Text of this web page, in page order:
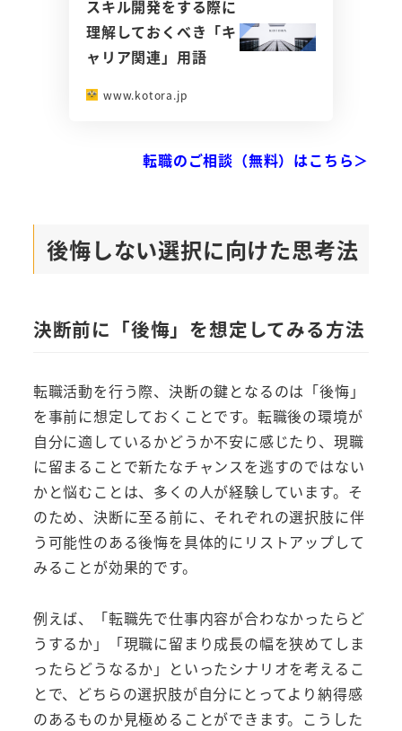
スキル開発をする際に
理解しておくべき「キ
ャリア関連」用語
www.kotora.jp
転職のご相談（無料）はこちら＞
後悔しない選択に向けた思考法
決断前に「後悔」を想定してみる方法
転職活動を行う際、決断の鍵となるのは「後悔」
を事前に想定しておくことです。転職後の環境が
自分に適しているかどうか不安に感じたり、現職
に留まることで新たなチャンスを逃すのではない
かと悩むことは、多くの人が経験しています。そ
のため、決断に至る前に、それぞれの選択肢に伴
う可能性のある後悔を具体的にリストアップして
みることが効果的です。
例えば、「転職先で仕事内容が合わなかったらど
うするか」「現職に留まり成長の幅を狭めてしま
ったらどうなるか」といったシナリオを考えるこ
とで、どちらの選択肢が自分にとってより納得感
のあるものか見極めることができます。こうした